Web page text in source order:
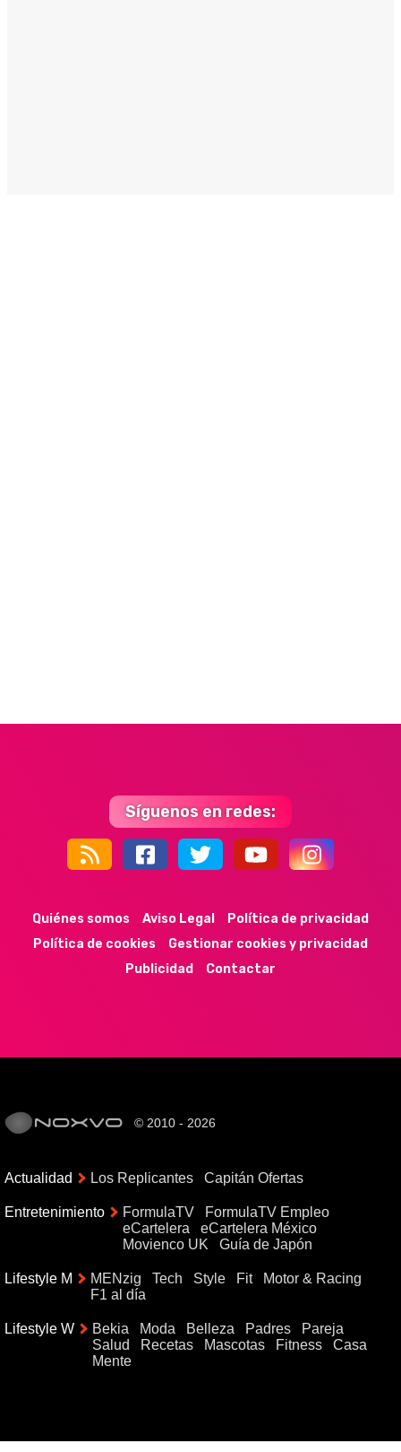
Síguenos en redes:
Quiénes somos Aviso Legal
Política de privacidad
Política de cookies
Gestionar cookies y privacidad
Publicidad
Contactar
© 2010 - 2026
Actualidad Los Replicantes Capitán Ofertas
Entretenimiento FormulaTV
FormulaTV Empleo
eCartelera
eCartelera México
Movienco UK
Guía de Japón
Lifestyle M MENzig Tech Style Fit
Motor & Racing
F1 al día
Lifestyle W Bekia Moda Belleza Padres
Pareja
Salud
Recetas Mascotas Fitness
Casa
Mente